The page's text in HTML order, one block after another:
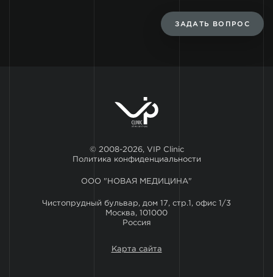
ЗАДАТЬ ВОПРОС
© 2008-2026, VIP Clinic
Политика конфиденциальности
ООО "НОВАЯ МЕДИЦИНА"
Чистопрудный бульвар, дом 17, стр.1, офис 1/3
Москва, 101000
Россия
Карта сайта